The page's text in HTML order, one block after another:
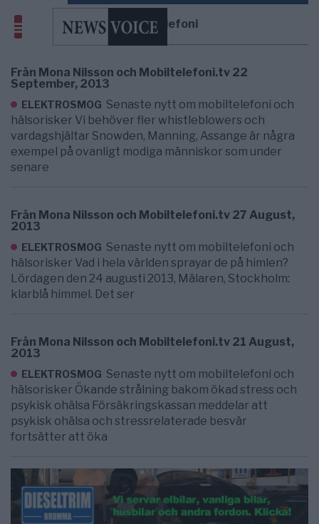
mobiltelefoni
Från Mona Nilsson och Mobiltelefoni.tv 22
September, 2013
ELEKTROSMOG Senaste nytt om mobiltelefoni och
hälsorisker Vi behöver fler whistleblowers och
vardagshjältar Snowden, Manning, Assange är några
exempel på ovanligt modiga människor som under
senare
Från Mona Nilsson och Mobiltelefoni.tv 27 August,
2013
ELEKTROSMOG Senaste nytt om mobiltelefoni och
hälsorisker Vad i hela världen sprayar de på himlen?
Lördagen den 24 augusti 2013, Mälaren, Stockholm:
klarblå himmel. Det ser
Från Mona Nilsson och Mobiltelefoni.tv 21 August,
2013
ELEKTROSMOG Senaste nytt om mobiltelefoni och
hälsorisker Ökande strålning bakom ökad stress och
psykisk ohälsa Försäkringskassan meddelar att
psykisk ohälsa och stressrelaterade besvär
fortsätter att öka